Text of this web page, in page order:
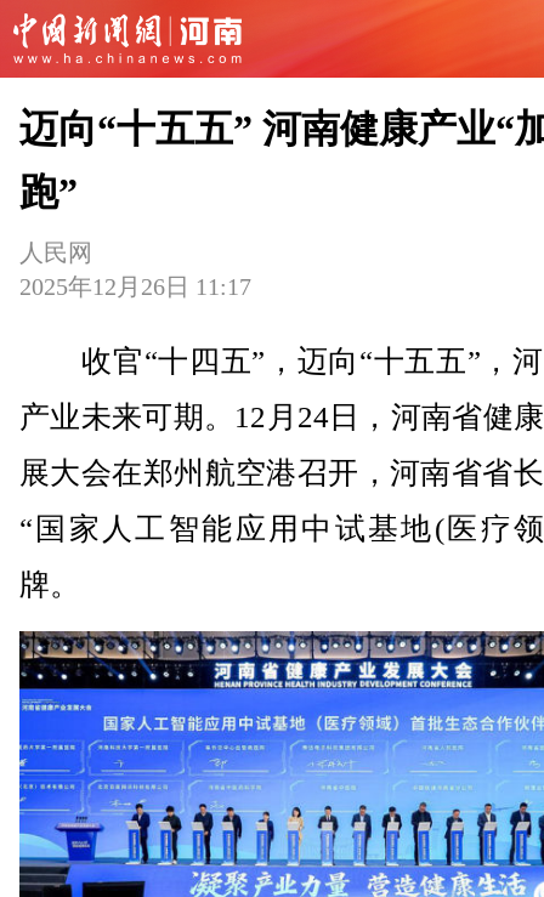
迈向“十五五” 河南健康产业“
跑”
人民网
2025年12月26日 11:17
收官“十四五”，迈向“十五五”，
产业未来可期。12月24日，河南省健
展大会在郑州航空港召开，河南省省
“国家人工智能应用中试基地(医疗
牌。